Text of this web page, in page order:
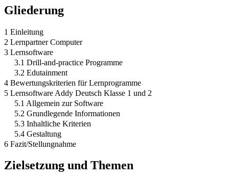
Gliederung
1 Einleitung
2 Lernpartner Computer
3 Lernsoftware
3.1 Drill-and-practice Programme
3.2 Edutainment
4 Bewertungskriterien für Lernprogramme
5 Lernsoftware Addy Deutsch Klasse 1 und 2
5.1 Allgemein zur Software
5.2 Grundlegende Informationen
5.3 Inhaltliche Kriterien
5.4 Gestaltung
6 Fazit/Stellungnahme
Zielsetzung und Themen